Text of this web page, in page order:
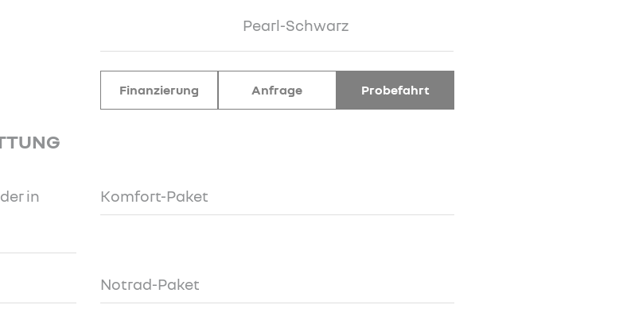
Pearl-Schwarz
Finanzierung Anfrage Probefahrt
in Komfort-Paket
Notrad-Paket